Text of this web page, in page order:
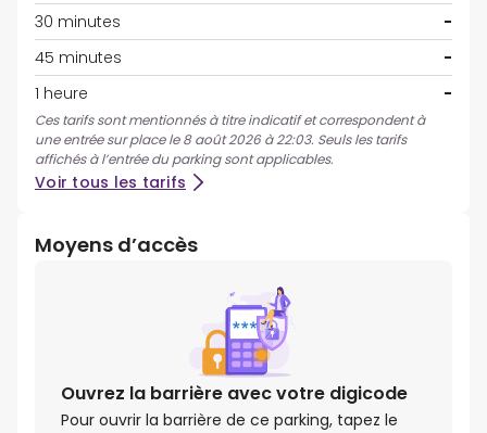
30 minutes
-
45 minutes
-
1 heure
-
Ces tarifs sont mentionnés à titre indicatif et correspondent à
une entrée sur place le 8 août 2026 à 22:03. Seuls les tarifs
affichés à l’entrée du parking sont applicables.
Voir tous les tarifs
Moyens d’accès
Ouvrez la barrière avec votre digicode
Pour ouvrir la barrière de ce parking, tapez le